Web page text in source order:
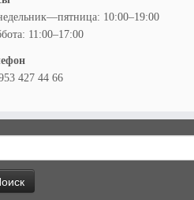
10:00–19:00
11:00–17:00
427 44 66